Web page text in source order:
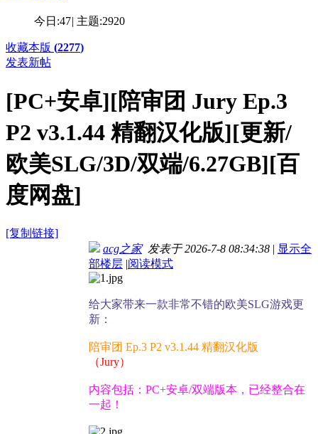
今日:47| 主题:2920
收藏本版 (2277)
发表新帖
[PC+安卓][陪审团 Jury Ep.3
P2 v3.1.44 精翻汉化版][更新/
欧美SLG/3D/双端/6.27GB][百
度网盘]
[复制链接]
acg之家发表于 2026-7-8 08:34:38 | 显示全
部楼层 |阅读模式
给大家带来一款非常不错的欧美SLG游戏更
新：
陪审团 Ep.3 P2 v3.1.44 精翻汉化版
（Jury）
内容包括：PC+安卓/双端版本，已经整合在
一起！